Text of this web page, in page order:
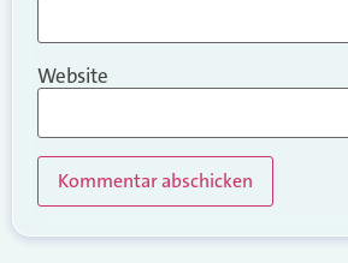
Website
Alternative: